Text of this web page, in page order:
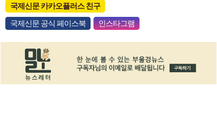
국제신문 카카오플러스 친구
국제신문 공식 페이스북 인스타그램